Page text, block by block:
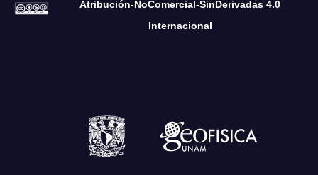
Atribución-NoComercial-SinDerivadas 4.0
Internacional